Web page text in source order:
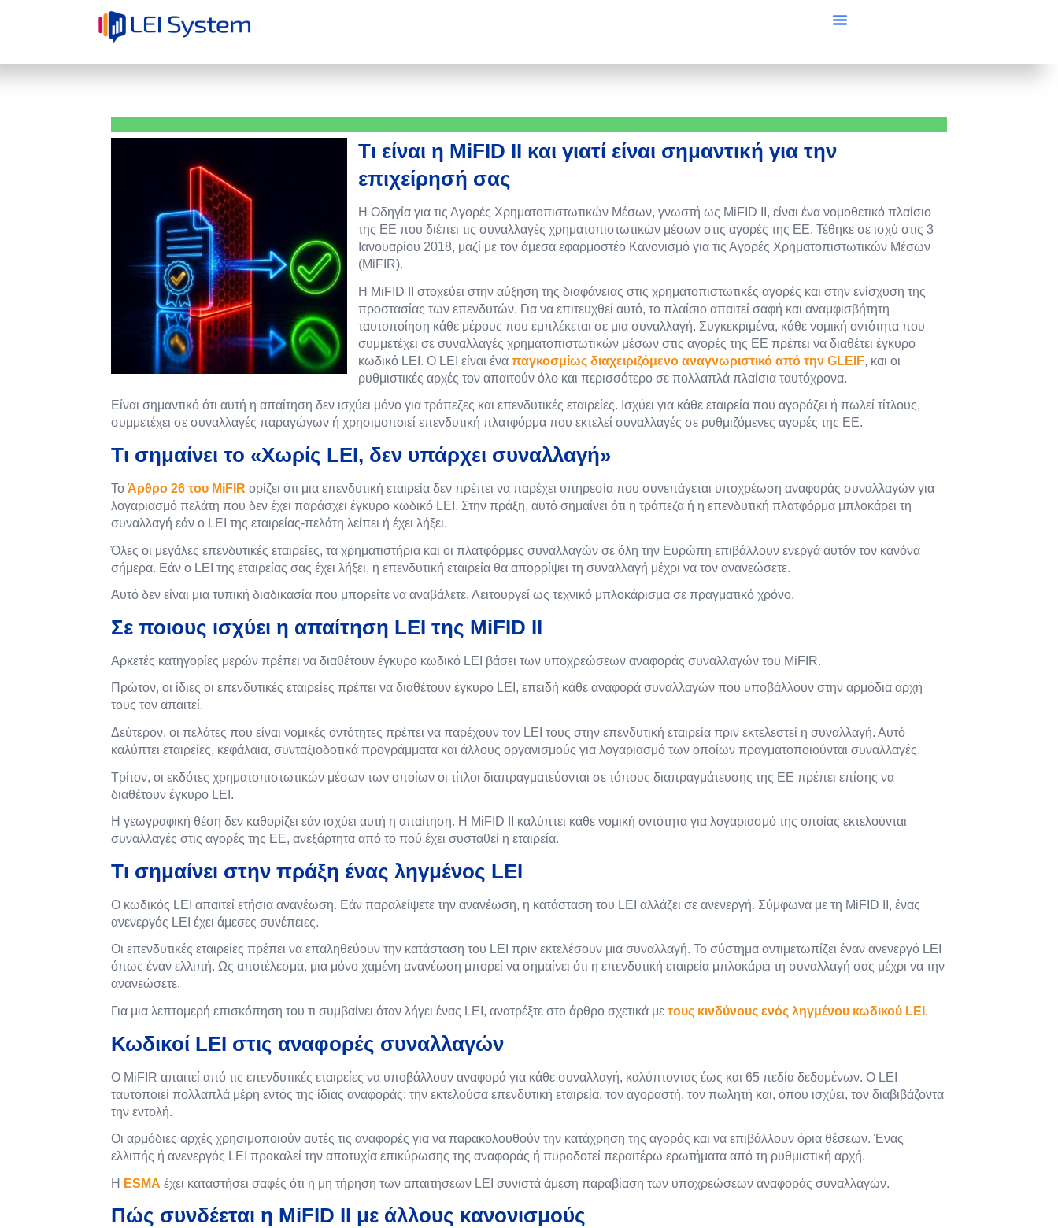
Τι είναι η MiFID II και γιατί είναι σημαντική για την
επιχείρησή σας
Η Οδηγία για τις Αγορές Χρηματοπιστωτικών Μέσων, γνωστή ως MiFID II, είναι ένα νομοθετικό πλαίσιο
της ΕΕ που διέπει τις συναλλαγές χρηματοπιστωτικών μέσων στις αγορές της ΕΕ. Τέθηκε σε ισχύ στις 3
Ιανουαρίου 2018, μαζί με τον άμεσα εφαρμοστέο Κανονισμό για τις Αγορές Χρηματοπιστωτικών Μέσων
(MiFIR).
Η MiFID II στοχεύει στην αύξηση της διαφάνειας στις χρηματοπιστωτικές αγορές και στην ενίσχυση της
προστασίας των επενδυτών. Για να επιτευχθεί αυτό, το πλαίσιο απαιτεί σαφή και αναμφισβήτητη
ταυτοποίηση κάθε μέρους που εμπλέκεται σε μια συναλλαγή. Συγκεκριμένα, κάθε νομική οντότητα που
συμμετέχει σε συναλλαγές χρηματοπιστωτικών μέσων στις αγορές της ΕΕ πρέπει να διαθέτει έγκυρο
κωδικό LEI. Ο LEI είναι έναπαγκοσμίως διαχειριζόμενο αναγνωριστικό από την GLEIF, και οι
ρυθμιστικές αρχές τον απαιτούν όλο και περισσότερο σε πολλαπλά πλαίσια ταυτόχρονα.
Είναι σημαντικό ότι αυτή η απαίτηση δεν ισχύει μόνο για τράπεζες και επενδυτικές εταιρείες. Ισχύει για κάθε εταιρεία που αγοράζει ή πωλεί τίτλους,
συμμετέχει σε συναλλαγές παραγώγων ή χρησιμοποιεί επενδυτική πλατφόρμα που εκτελεί συναλλαγές σε ρυθμιζόμενες αγορές της ΕΕ.
Τι σημαίνει το «Χωρίς LEI, δεν υπάρχει συναλλαγή»
ΤοΆρθρο 26 του MiFIR ορίζει ότι μια επενδυτική εταιρεία δεν πρέπει να παρέχει υπηρεσία που συνεπάγεται υποχρέωση αναφοράς συναλλαγών για
λογαριασμό πελάτη που δεν έχει παράσχει έγκυρο κωδικό LEI. Στην πράξη, αυτό σημαίνει ότι η τράπεζα ή η επενδυτική πλατφόρμα μπλοκάρει τη
συναλλαγή εάν ο LEI της εταιρείας-πελάτη λείπει ή έχει λήξει.
Όλες οι μεγάλες επενδυτικές εταιρείες, τα χρηματιστήρια και οι πλατφόρμες συναλλαγών σε όλη την Ευρώπη επιβάλλουν ενεργά αυτόν τον κανόνα
σήμερα. Εάν ο LEI της εταιρείας σας έχει λήξει, η επενδυτική εταιρεία θα απορρίψει τη συναλλαγή μέχρι να τον ανανεώσετε.
Αυτό δεν είναι μια τυπική διαδικασία που μπορείτε να αναβάλετε. Λειτουργεί ως τεχνικό μπλοκάρισμα σε πραγματικό χρόνο.
Σε ποιους ισχύει η απαίτηση LEI της MiFID II
Αρκετές κατηγορίες μερών πρέπει να διαθέτουν έγκυρο κωδικό LEI βάσει των υποχρεώσεων αναφοράς συναλλαγών του MiFIR.
Πρώτον, οι ίδιες οι επενδυτικές εταιρείες πρέπει να διαθέτουν έγκυρο LEI, επειδή κάθε αναφορά συναλλαγών που υποβάλλουν στην αρμόδια αρχή
τους τον απαιτεί.
Δεύτερον, οι πελάτες που είναι νομικές οντότητες πρέπει να παρέχουν τον LEI τους στην επενδυτική εταιρεία πριν εκτελεστεί η συναλλαγή. Αυτό
καλύπτει εταιρείες, κεφάλαια, συνταξιοδοτικά προγράμματα και άλλους οργανισμούς για λογαριασμό των οποίων πραγματοποιούνται συναλλαγές.
Τρίτον, οι εκδότες χρηματοπιστωτικών μέσων των οποίων οι τίτλοι διαπραγματεύονται σε τόπους διαπραγμάτευσης της ΕΕ πρέπει επίσης να
διαθέτουν έγκυρο LEI.
Η γεωγραφική θέση δεν καθορίζει εάν ισχύει αυτή η απαίτηση. Η MiFID II καλύπτει κάθε νομική οντότητα για λογαριασμό της οποίας εκτελούνται
συναλλαγές στις αγορές της ΕΕ, ανεξάρτητα από το πού έχει συσταθεί η εταιρεία.
Τι σημαίνει στην πράξη ένας ληγμένος LEI
Ο κωδικός LEI απαιτεί ετήσια ανανέωση. Εάν παραλείψετε την ανανέωση, η κατάσταση του LEI αλλάζει σε ανενεργή. Σύμφωνα με τη MiFID II, ένας
ανενεργός LEI έχει άμεσες συνέπειες.
Οι επενδυτικές εταιρείες πρέπει να επαληθεύουν την κατάσταση του LEI πριν εκτελέσουν μια συναλλαγή. Το σύστημα αντιμετωπίζει έναν ανενεργό LEI
όπως έναν ελλιπή. Ως αποτέλεσμα, μια μόνο χαμένη ανανέωση μπορεί να σημαίνει ότι η επενδυτική εταιρεία μπλοκάρει τη συναλλαγή σας μέχρι να την
ανανεώσετε.
Για μια λεπτομερή επισκόπηση του τι συμβαίνει όταν λήγει ένας LEI, ανατρέξτε στο άρθρο σχετικά μετους κινδύνους ενός ληγμένου κωδικού LEI .
Κωδικοί LEI στις αναφορές συναλλαγών
Ο MiFIR απαιτεί από τις επενδυτικές εταιρείες να υποβάλλουν αναφορά για κάθε συναλλαγή, καλύπτοντας έως και 65 πεδία δεδομένων. Ο LEI
ταυτοποιεί πολλαπλά μέρη εντός της ίδιας αναφοράς: την εκτελούσα επενδυτική εταιρεία, τον αγοραστή, τον πωλητή και, όπου ισχύει, τον διαβιβάζοντα
την εντολή.
Οι αρμόδιες αρχές χρησιμοποιούν αυτές τις αναφορές για να παρακολουθούν την κατάχρηση της αγοράς και να επιβάλλουν όρια θέσεων. Ένας
ελλιπής ή ανενεργός LEI προκαλεί την αποτυχία επικύρωσης της αναφοράς ή πυροδοτεί περαιτέρω ερωτήματα από τη ρυθμιστική αρχή.
Η ESMA έχει καταστήσει σαφές ότι η μη τήρηση των απαιτήσεων LEI συνιστά άμεση παραβίαση των υποχρεώσεων αναφοράς συναλλαγών.
Πώς συνδέεται η MiFID II με άλλους κανονισμούς